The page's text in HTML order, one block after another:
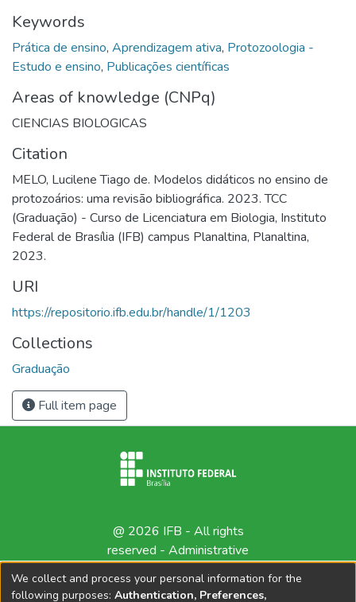
Keywords
Prática de ensino, Aprendizagem ativa, Protozoologia -
Estudo e ensino, Publicações científicas
Areas of knowledge (CNPq)
CIENCIAS BIOLOGICAS
Citation
MELO, Lucilene Tiago de. Modelos didáticos no ensino de
protozoários: uma revisão bibliográfica. 2023. TCC
(Graduação) - Curso de Licenciatura em Biologia, Instituto
Federal de Brasília (IFB) campus Planaltina, Planaltina,
2023.
URI
https://repositorio.ifb.edu.br/handle/1/1203
Collections
Graduação
Full item page
@ 2026 IFB - All rights
reserved - Administrative
We collect and process your personal information for the
following purposes: Authentication, Preferences,